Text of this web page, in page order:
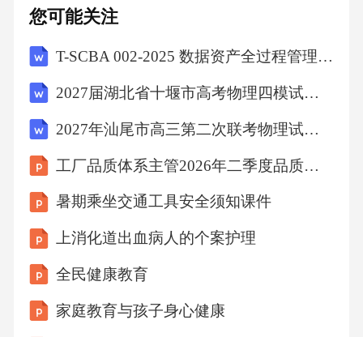
标准及补充的工程量计算规则，确定分部分项
量。按照招标图纸及技术标准规范可确定项目
特征、但不能准确计算工程数量的项目可按暂
定数量编制，并在其项目特征中说明为暂定工
程量。
3.工程量清单计价的作用
(2)满足市场竞争需要。
您可能关注
T-SCBA 002-2025 数据资产全过程管理区块链应用规范
2027届湖北省十堰市高考物理四模试卷（含答案解析）
2027年汕尾市高三第二次联考物理试卷（含答案解析）
工厂品质体系主管2026年二季度品质体系优化总结
暑期乘坐交通工具安全须知课件
上消化道出血病人的个案护理
全民健康教育
家庭教育与孩子身心健康